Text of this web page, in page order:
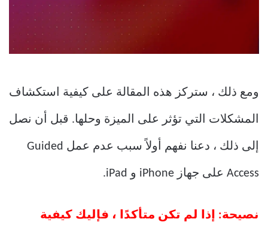
ومع ذلك ، ستركز هذه المقالة على كيفية استكشاف
المشكلات التي تؤثر على الميزة وحلها. قبل أن نصل
إلى ذلك ، دعنا نفهم أولاً سبب عدم عمل Guided
Access على جهاز iPhone و iPad.
نصيحة: إذا لم تكن متأكدًا ، فإليك كيفية